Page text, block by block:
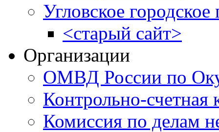
Угловское городское
<старый сайт>
Организации
ОМВД России по
Контрольно-счетная
Комиссия по делам